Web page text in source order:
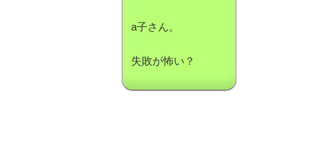
a子さん。
失敗が怖い？